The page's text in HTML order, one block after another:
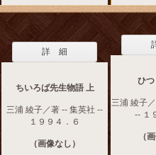
詳 細
ちいろば先生物語 上
三浦 綾子／著 -- 集英社 --
１９９４．６
（画像なし）
ひ
三浦 綾子
-- １
（